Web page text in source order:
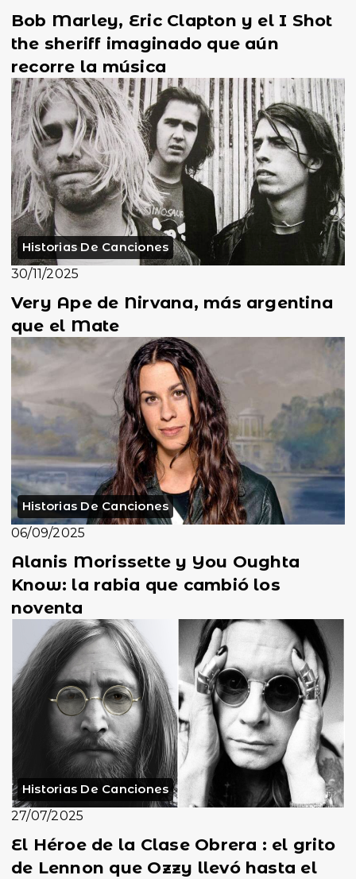
Bob Marley, Eric Clapton y el I Shot
the sheriff imaginado que aún
recorre la música
Historias De Canciones
30/11/2025
Very Ape de Nirvana, más argentina
que el Mate
Historias De Canciones
06/09/2025
Alanis Morissette y You Oughta
Know: la rabia que cambió los
noventa
Historias De Canciones
27/07/2025
El Héroe de la Clase Obrera : el grito
de Lennon que Ozzy llevó hasta el